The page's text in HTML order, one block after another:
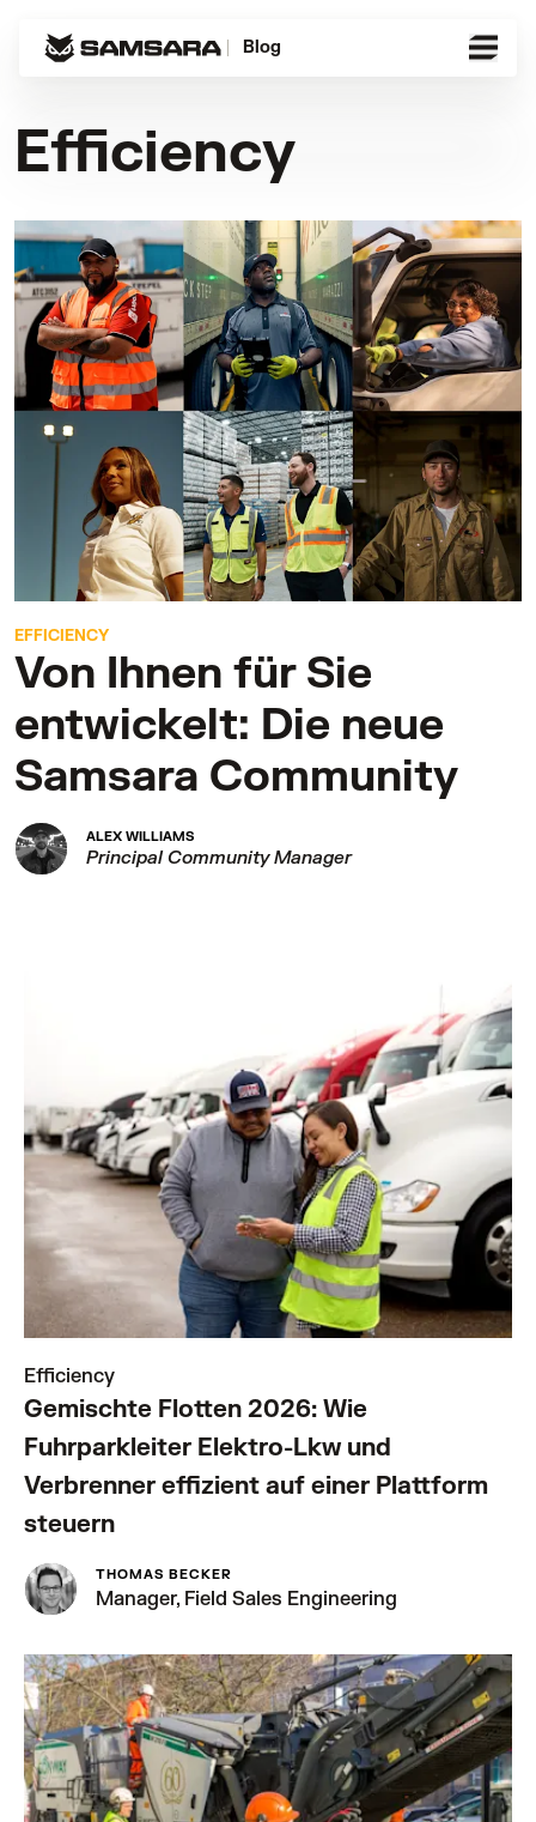
Blog
Efficiency
EFFICIENCY
Von Ihnen für Sie
entwickelt: Die neue
Samsara Community
ALEX WILLIAMS
Principal Community Manager
Efficiency
Gemischte Flotten 2026: Wie
Fuhrparkleiter Elektro-Lkw und
Verbrenner effizient auf einer Plattform
steuern
THOMAS BECKER
Manager, Field Sales Engineering